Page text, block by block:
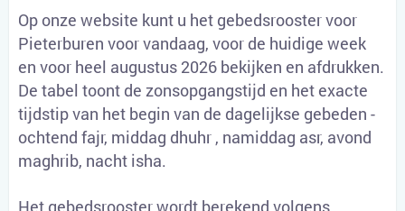
Op onze website kunt u het gebedsrooster voor
Pieterburen voor vandaag, voor de huidige week
en voor heel augustus 2026 bekijken en afdrukken.
De tabel toont de zonsopgangstijd en het exacte
tijdstip van het begin van de dagelijkse gebeden -
ochtend fajr, middag dhuhr , namiddag asr, avond
maghrib, nacht isha.
Het gebedsrooster wordt berekend volgens